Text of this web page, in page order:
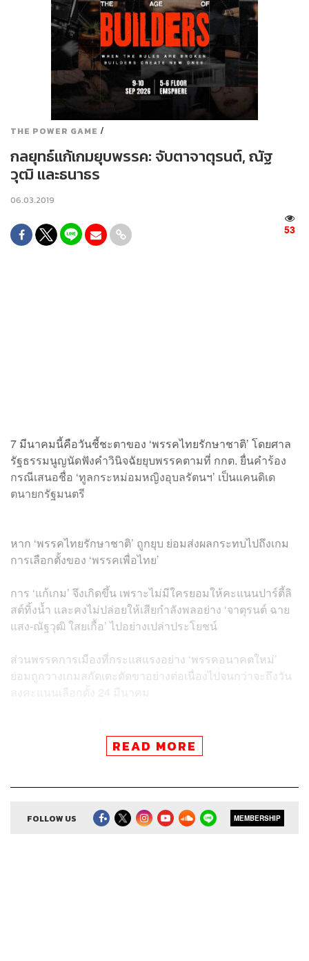
THE POWER GAME /
กลยุทธ์แก้เกมยุบพรรค: จับตาจาตุรนต์, ณัฐ
วุฒิ และธนาธร
06.03.2019
53
7 มีนาคมนี้คือวันชี้ชะตาของ ‘พรรคไทยรักษาชาติ’ โดยศาล
รัฐธรรมนูญนัดฟังคำวินิจฉัยยุบพรรคตามที่ กกต. ยื่นคำร้อง
กรณีเสนอชื่อ ‘ทูลกระหม่อมหญิงอุบลรัตนฯ’ เป็นแคนดิเด
ตนายกรัฐมนตรี
หาก ‘พรรคไทยรักษาชาติ’ ถูกยุบ ย่อมส่งผลกระทบไปถึงเกม
การเลือกตั้งของ ‘พรรคเพื่อไทย’
การ ‘แก้เกม’ จึงเกิดขึ้น เพราะไม่มีใครยอมให้คะแนนปาร์ตี้ลิ
สต์ทิ้งน้ำ และคงไม่ปล่อยให้เสียกำลังพลอย่าง ‘จาตุรนต์ ฉาย
แสง-ณัฐวุฒิ ใสยเกื้อ’ ไปอย่างเปล่าประโยชน์
ส่วนพรรคการเมืองที่กระแสแรงอย่าง ‘พรรคอนาคตใหม่’
ย่อมถูกวางเกมสกัดเตะตัดขาอย่างต่อเนื่องไปจนกว่าจะถึงวัน
ลงคะแนนเลือกตั้ง 24 มีนาคม
ผ่านแอปพลิเคชันต่างๆ ที่คุณสะดวกหรือใช้อยู่แล้วได้เลย
READ MORE
FOLLOW US MEMBERSHIP